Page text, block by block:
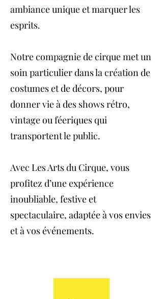
ambiance unique et marquer les
esprits.
Notre compagnie de cirque met un
soin particulier dans la création de
costumes et de décors, pour
donner vie à des shows rétro,
vintage ou féeriques qui
transportent le public.
Avec Les Arts du Cirque, vous
profitez d’une expérience
inoubliable, festive et
spectaculaire, adaptée à vos envies
et à vos événements.